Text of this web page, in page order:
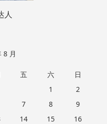
人
8 月
五 六
日
1
2
7 8
9
14 15
16